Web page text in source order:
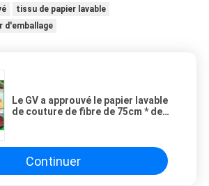
tissu de papier lavable
d'emballage
Le GV a approuvé le papier lavable
de couture de fibre de 75cm * de
Continuer